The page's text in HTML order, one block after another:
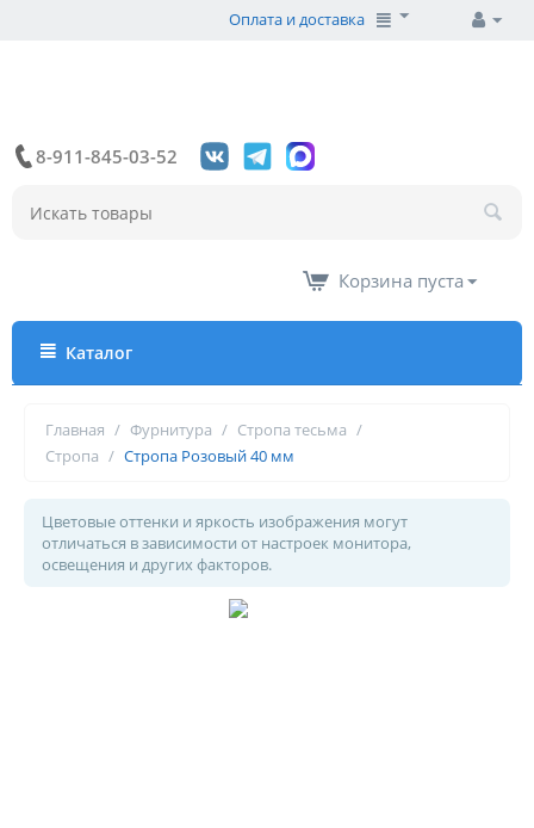
Оплата и доставка
8-911-845-03-52
Корзина пуста
Каталог
Главная / Фурнитура / Стропа тесьма /
Стропа / Стропа Розовый 40 мм
Цветовые оттенки и яркость изображения могут
отличаться в зависимости от настроек монитора,
освещения и других факторов.